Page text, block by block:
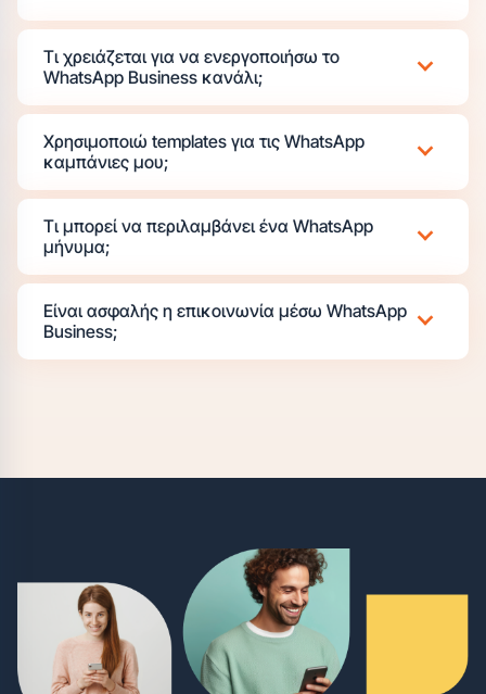
Τι χρειάζεται για να ενεργοποιήσω το
WhatsApp Business κανάλι;
Χρησιμοποιώ templates για τις WhatsApp
καμπάνιες μου;
Τι μπορεί να περιλαμβάνει ένα WhatsApp
μήνυμα;
Είναι ασφαλής η επικοινωνία μέσω WhatsApp
Business;